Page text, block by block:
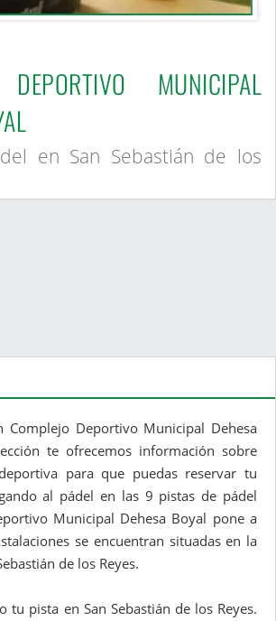
DEPORTIVO MUNICIPAL
en San Sebastián de los
Complejo Deportivo Municipal Dehesa
te ofrecemos información sobre
para que puedas reservar tu
al pádel en las 9 pistas de pádel
Municipal Dehesa Boyal pone a
se encuentran situadas en la
de los Reyes.
tu pista en San Sebastián de los Reyes.